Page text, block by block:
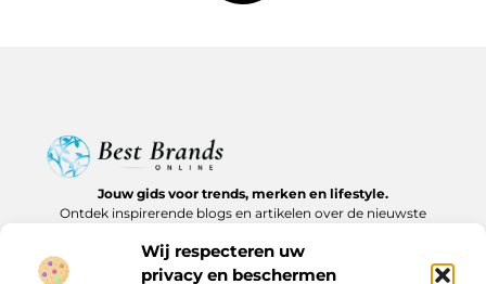
Wij respecteren uw
privacy en beschermen
Jouw gids voor trends, merken en lifestyle.
Ontdek inspirerende blogs en artikelen over de nieuwste
Bericht categorie